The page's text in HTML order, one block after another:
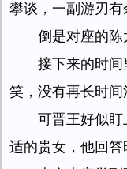
攀谈，一副游刃有
倒是对座的陈
接下来的时
笑，没有再长时间
可晋王好似
适的贵女，他回答